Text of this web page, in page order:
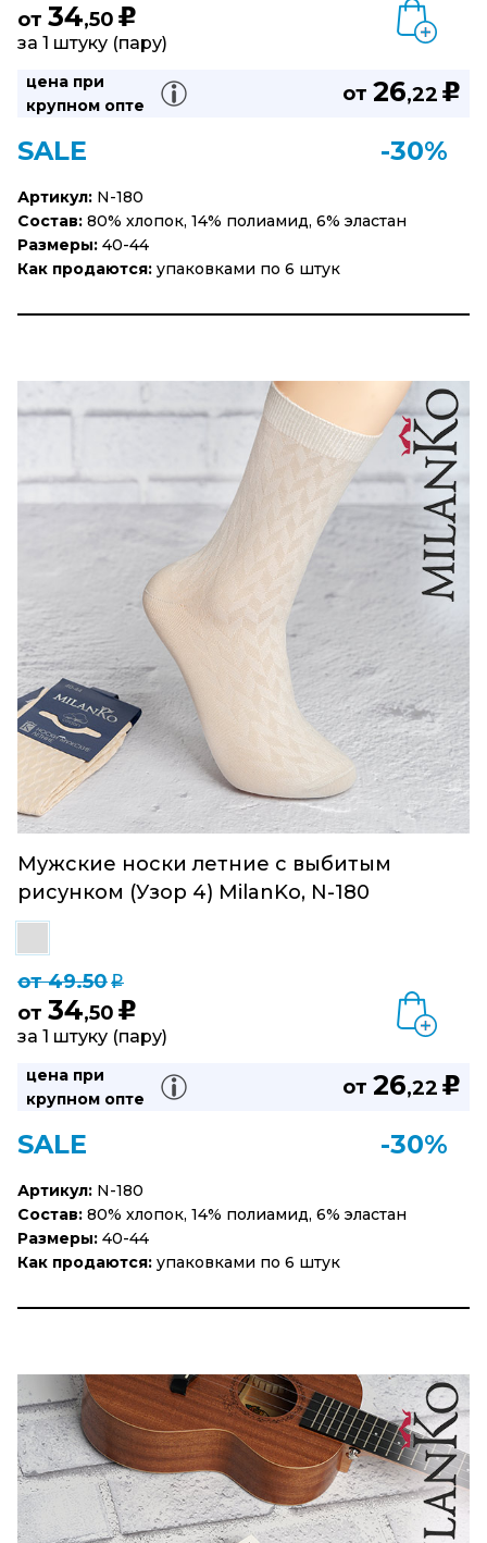
от 34,50 u
за 1 штуку (пару)
цена при
крупном опте
от 26,22 u
SALE -30%
Артикул: N-180
Состав: 80% хлопок, 14% полиамид, 6% эластан
Размеры: 40-44
Как продаются: упаковками по 6 штук
Мужские носки летние с выбитым
рисунком (Узор 4) MilanKo, N-180
от 49.50q
от 34,50 u
за 1 штуку (пару)
цена при
крупном опте
от 26,22 u
SALE -30%
Артикул: N-180
Состав: 80% хлопок, 14% полиамид, 6% эластан
Размеры: 40-44
Как продаются: упаковками по 6 штук